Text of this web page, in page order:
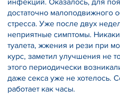
инфекций. Оказалось, для
достаточно малоподвижного
стресса. Уже после двух
неприятные симптомы.
туалета, жжения и рези при
курс, заметил улучшения не
этого периодически
даже секса уже не хотелось.
работает как часы.